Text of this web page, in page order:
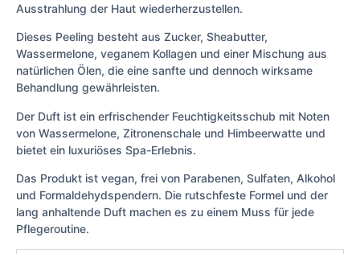
Ausstrahlung der Haut wiederherzustellen.
Dieses Peeling besteht aus Zucker, Sheabutter,
Wassermelone, veganem Kollagen und einer Mischung aus
natürlichen Ölen, die eine sanfte und dennoch wirksame
Behandlung gewährleisten.
Der Duft ist ein erfrischender Feuchtigkeitsschub mit Noten
von Wassermelone, Zitronenschale und Himbeerwatte und
bietet ein luxuriöses Spa-Erlebnis.
Das Produkt ist vegan, frei von Parabenen, Sulfaten, Alkohol
und Formaldehydspendern. Die rutschfeste Formel und der
lang anhaltende Duft machen es zu einem Muss für jede
Pflegeroutine.